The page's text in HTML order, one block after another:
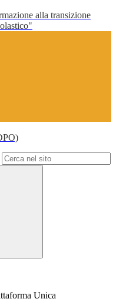
alla transizione
Unica